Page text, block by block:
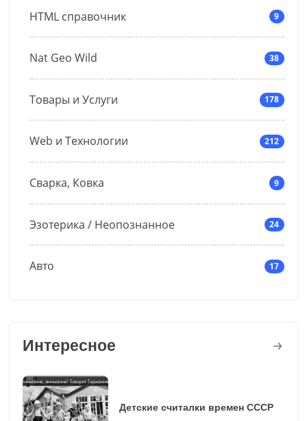
HTML справочник 9
Nat Geo Wild 38
Товары и Услуги 178
Web и Технологии 212
Сварка, Ковка 9
Эзотерика / Неопознанное 24
Авто 17
Интересное
Детские считалки времен СССР